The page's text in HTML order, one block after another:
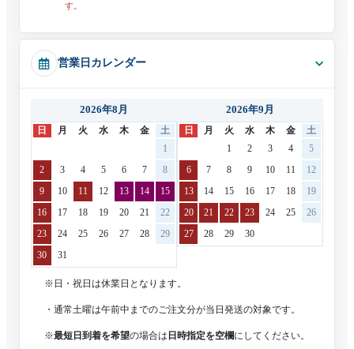
す。
営業日カレンダー
2026年8月
日 月 火 水 木 金
土
1
2 3 4 5 6 7 8
9 10 11 12 13 14 15
16 17 18 19 20 21 22
23 24 25 26 27 28 29
30 31
2026年9月
日 月 火 水 木 金
土
1
2 3 4 5
6 7 8 9 10 11 12
13 14 15 16 17 18 19
20 21 22 23 24 25 26
27 28 29 30
※日・祝日は休業日となります。
・通常土曜は午前中までのご注文分が当日発送の対象です。
※最短日到着を希望の場合は 日時指定を空欄にしてください。